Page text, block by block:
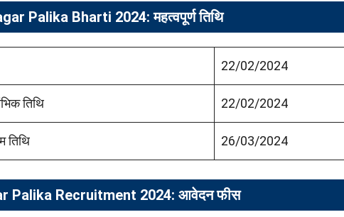
Palika Bharti 2024: महत्वपूर्ण तिथि
22/02/2024
तिथि 22/02/2024
तिथि 26/03/2024
PalikaRecruitment 2024: आवेदन फीस